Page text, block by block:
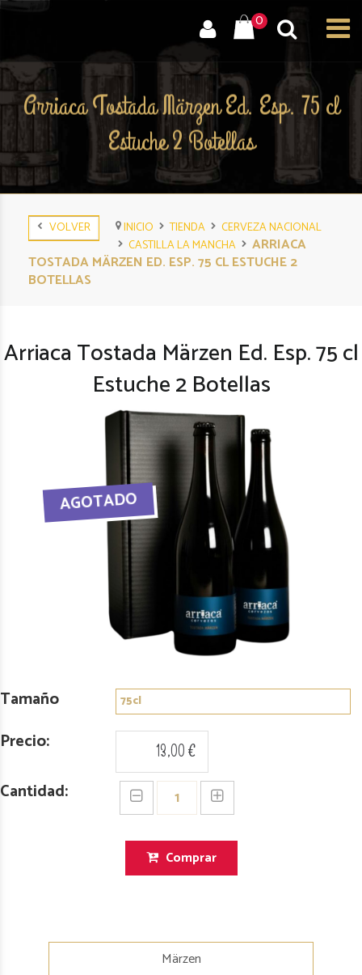
0
Arriaca Tostada Märzen Ed. Esp. 75 cl
Estuche 2 Botellas
VOLVER INICIO TIENDA
CERVEZA NACIONAL
CASTILLA LA MANCHA
ARRIACA
TOSTADA MÄRZEN ED. ESP. 75 CL ESTUCHE 2
BOTELLAS
Arriaca Tostada Märzen Ed. Esp. 75 cl
Estuche 2 Botellas
Tamaño
Precio:
13,00 €
Cantidad:
Comprar
Märzen